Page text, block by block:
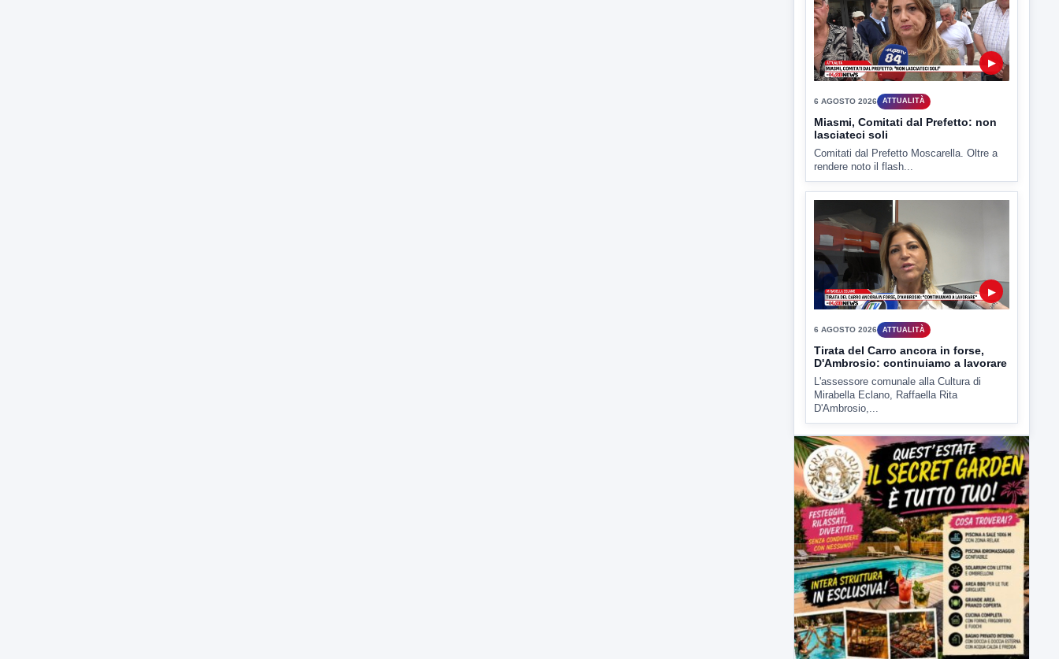
▶
6 AGOSTO 2026 ATTUALITÀ
Miasmi, Comitati dal Prefetto: non
lasciateci soli
Comitati dal Prefetto Moscarella. Oltre a
rendere noto il flash...
6 AGOSTO 2026 ATTUALITÀ
Tirata del Carro ancora in forse,
D'Ambrosio: continuiamo a lavorare
L'assessore comunale alla Cultura di
Mirabella Eclano, Raffaella Rita
D'Ambrosio,...